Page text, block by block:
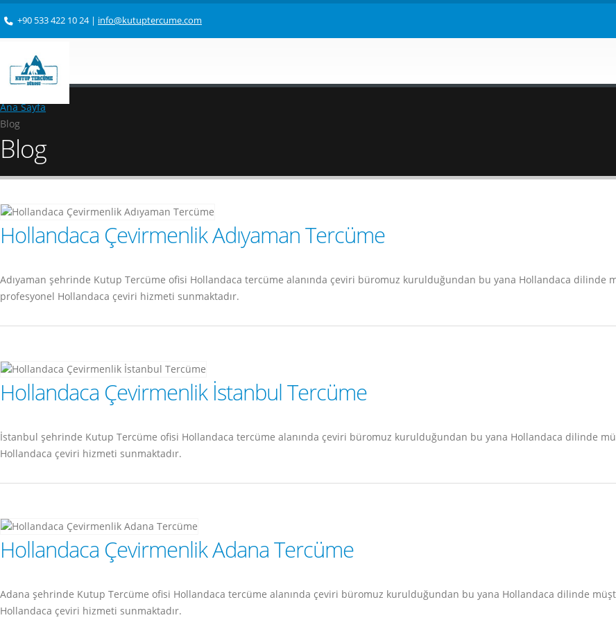
+90 533 422 10 24| info@kutuptercume.com
Ana Sayfa
Blog
Blog
Hollandaca Çevirmenlik Adıyaman Tercüme
Adıyaman şehrinde Kutup Tercüme ofisi Hollandaca tercüme alanında çeviri büromuz kurulduğundan bu yana Hollandaca dilinde
profesyonel Hollandaca çeviri hizmeti sunmaktadır.
Hollandaca Çevirmenlik İstanbul Tercüme
İstanbul şehrinde Kutup Tercüme ofisi Hollandaca tercüme alanında çeviri büromuz kurulduğundan bu yana Hollandaca dilinde
Hollandaca çeviri hizmeti sunmaktadır.
Hollandaca Çevirmenlik Adana Tercüme
Adana şehrinde Kutup Tercüme ofisi Hollandaca tercüme alanında çeviri büromuz kurulduğundan bu yana Hollandaca dilinde
Hollandaca çeviri hizmeti sunmaktadır.